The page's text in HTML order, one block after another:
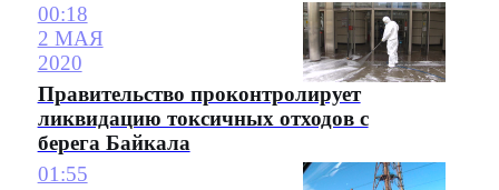
00:18
2 МАЯ
2020
Правительство проконтролирует
ликвидацию токсичных отходов с
берега Байкала
01:55